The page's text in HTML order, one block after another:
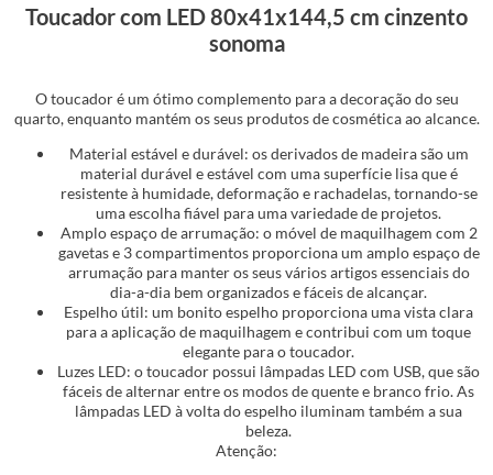
Toucador com LED 80x41x144,5 cm cinzento
sonoma
O toucador é um ótimo complemento para a decoração do seu
quarto, enquanto mantém os seus produtos de cosmética ao alcance.
Material estável e durável: os derivados de madeira são um
material durável e estável com uma superfície lisa que é
resistente à humidade, deformação e rachadelas, tornando-se
uma escolha fiável para uma variedade de projetos.
Amplo espaço de arrumação: o móvel de maquilhagem com 2
gavetas e 3 compartimentos proporciona um amplo espaço de
arrumação para manter os seus vários artigos essenciais do
dia-a-dia bem organizados e fáceis de alcançar.
Espelho útil: um bonito espelho proporciona uma vista clara
para a aplicação de maquilhagem e contribui com um toque
elegante para o toucador.
Luzes LED: o toucador possui lâmpadas LED com USB, que são
fáceis de alternar entre os modos de quente e branco frio. As
lâmpadas LED à volta do espelho iluminam também a sua
beleza.
Atenção: